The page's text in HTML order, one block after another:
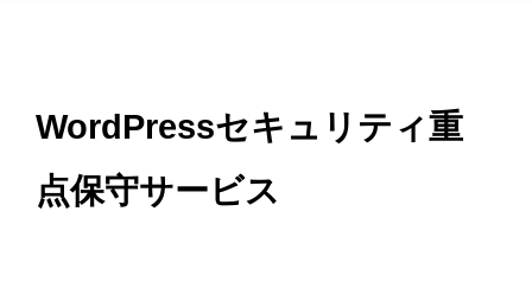
WordPressセキュリティ重
点保守サービス